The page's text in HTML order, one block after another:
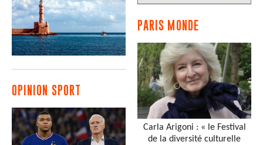
OPINION SPORT
PARIS MONDE
Carla Arigoni : « le Festival
de la diversité culturelle